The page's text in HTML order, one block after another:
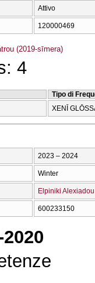
Attivo
120000469
(2019-sīmera)
4
Tipo di
XENĪ
2023 – 2024
Winter
Elpiniki Alexiadou
600233150